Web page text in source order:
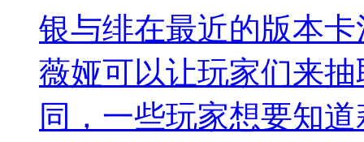
银与绯在最近的版本
薇娅可以让玩家们来
同，一些玩家想要知